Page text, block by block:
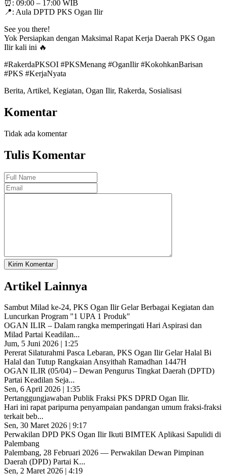
⏰: 09:00 – 17:00 WIB
📍: Aula DPTD PKS Ogan Ilir
See you there!
Yok Persiapkan dengan Maksimal Rapat Kerja Daerah PKS Ogan
Ilir kali ini 🔥
#RakerdaPKSOI #PKSMenang #OganIlir #KokohkanBarisan
#PKS #KerjaNyata
Berita, Artikel, Kegiatan, Ogan Ilir, Rakerda, Sosialisasi
Komentar
Tidak ada komentar
Tulis Komentar
Kirim Komentar
Artikel Lainnya
Sambut Milad ke-24, PKS Ogan Ilir Gelar Berbagai Kegiatan dan
Luncurkan Program "1 UPA 1 Produk"
OGAN ILIR – Dalam rangka memperingati Hari Aspirasi dan
Milad Partai Keadilan...
Jum, 5 Juni 2026 | 1:25
Pererat Silaturahmi Pasca Lebaran, PKS Ogan Ilir Gelar Halal Bi
Halal dan Tutup Rangkaian Ansyithah Ramadhan 1447H
OGAN ILIR (05/04) – Dewan Pengurus Tingkat Daerah (DPTD)
Partai Keadilan Seja...
Sen, 6 April 2026 | 1:35
Pertanggungjawaban Publik Fraksi PKS DPRD Ogan Ilir.
Hari ini rapat paripurna penyampaian pandangan umum fraksi-fraksi
terkait beb...
Sen, 30 Maret 2026 | 9:17
Perwakilan DPD PKS Ogan Ilir Ikuti BIMTEK Aplikasi Sapulidi di
Palembang
Palembang, 28 Februari 2026 — Perwakilan Dewan Pimpinan
Daerah (DPD) Partai K...
Sen, 2 Maret 2026 | 4:19